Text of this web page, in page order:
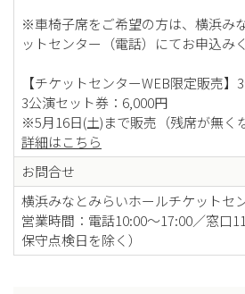
※車椅子席をご希望の方は、横浜み
ットセンター（電話）にてお申込み
【チケットセンターWEB限定販売
3公演セット券：6,000円
※5月16日(土)まで販売（残席が無く
詳細はこちら
お問合せ
横浜みなとみらいホールチケットセ
営業時間：電話10:00～17:00／窓口
保守点検日を除く）